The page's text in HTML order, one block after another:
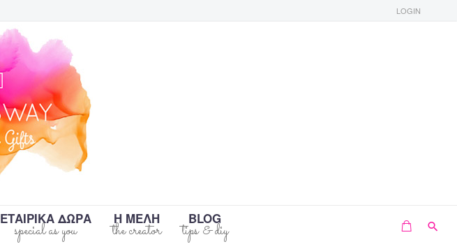
LOGIN
ΕΤΑΙΡΙΚΑ ΔΩΡΑ Η ΜΕΛΗ BLOG